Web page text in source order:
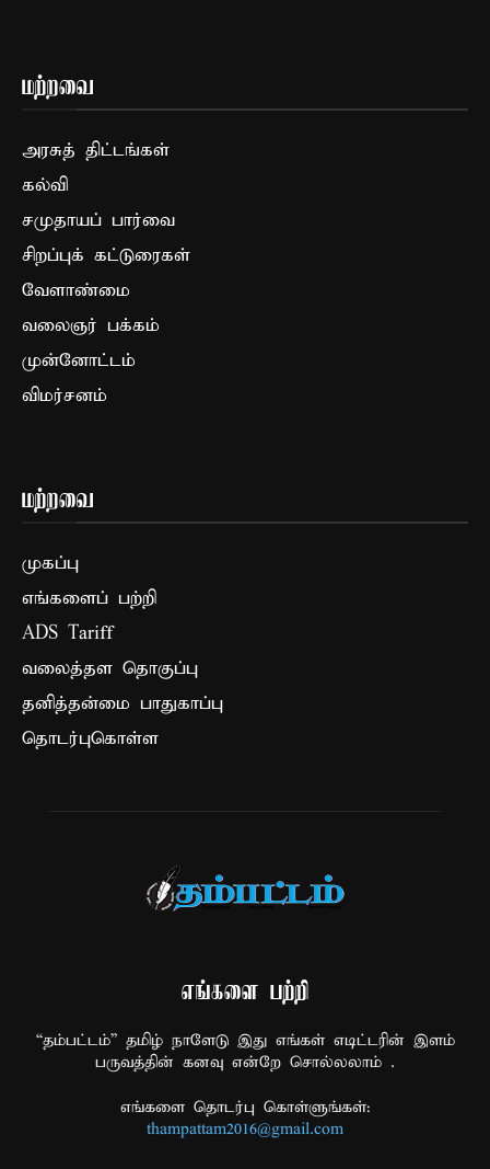
மற்றவை
அரசுத் திட்டங்கள்
கல்வி
சமுதாயப் பார்வை
சிறப்புக் கட்டுரைகள்
வேளாண்மை
வலைஞர் பக்கம்
முன்னோட்டம்
விமர்சனம்
மற்றவை
முகப்பு
எங்களைப் பற்றி
ADS Tariff
வலைத்தள தொகுப்பு
தனித்தன்மை பாதுகாப்பு
தொடர்புகொள்ள
எங்களை பற்றி
“தம்பட்டம்” தமிழ் நாளேடு இது எங்கள் எடிட்டரின் இளம்
பருவத்தின் கனவு என்றே சொல்லலாம் .
எங்களை தொடர்பு கொள்ளுங்கள்:
thampattam2016@gmail.com